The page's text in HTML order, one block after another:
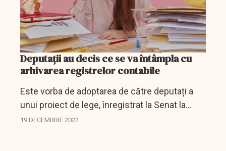
Deputații au decis ce se va întâmpla cu
arhivarea registrelor contabile
Este vorba de adoptarea de către deputați a
unui proiect de lege, înregistrat la Senat la
sfârșitul lunii iunie anul curent și intrat în
19 DECEMBRIE 2022